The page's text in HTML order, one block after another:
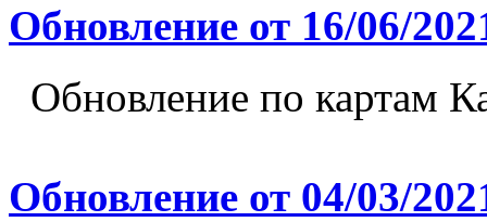
Обновление от 16/06/
Обновление по картам
Обновление от 04/03/